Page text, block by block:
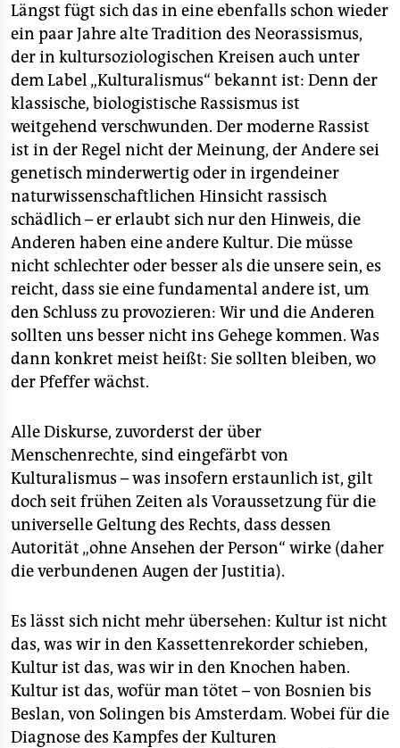
Längst fügt sich das in eine ebenfalls schon wieder
ein paar Jahre alte Tradition des Neorassismus,
der in kultursoziologischen Kreisen auch unter
dem Label „Kulturalismus“ bekannt ist: Denn der
klassische, biologistische Rassismus ist
weitgehend verschwunden. Der moderne Rassist
ist in der Regel nicht der Meinung, der Andere sei
genetisch minderwertig oder in irgendeiner
naturwissenschaftlichen Hinsicht rassisch
schädlich – er erlaubt sich nur den Hinweis, die
Anderen haben eine andere Kultur. Die müsse
nicht schlechter oder besser als die unsere sein, es
reicht, dass sie eine fundamental andere ist, um
den Schluss zu provozieren: Wir und die Anderen
sollten uns besser nicht ins Gehege kommen. Was
dann konkret meist heißt: Sie sollten bleiben, wo
der Pfeffer wächst.
Alle Diskurse, zuvorderst der über
Menschenrechte, sind eingefärbt von
Kulturalismus – was insofern erstaunlich ist, gilt
doch seit frühen Zeiten als Voraussetzung für die
universelle Geltung des Rechts, dass dessen
Autorität „ohne Ansehen der Person“ wirke (daher
die verbundenen Augen der Justitia).
Es lässt sich nicht mehr übersehen: Kultur ist nicht
das, was wir in den Kassettenrekorder schieben,
Kultur ist das, was wir in den Knochen haben.
Kultur ist das, wofür man tötet – von Bosnien bis
Beslan, von Solingen bis Amsterdam. Wobei für die
Diagnose des Kampfes der Kulturen